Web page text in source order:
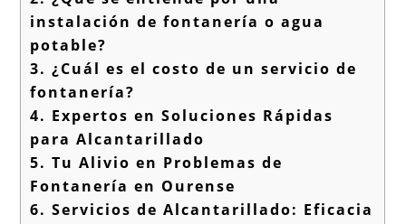
instalación de fontanería o agua
potable?
3. ¿Cuál es el costo de un servicio de
fontanería?
4. Expertos en Soluciones Rápidas
para Alcantarillado
5. Tu Alivio en Problemas de
Fontanería en Ourense
6. Servicios de Alcantarillado: Eficacia